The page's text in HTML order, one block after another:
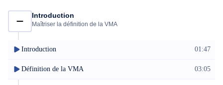
Introduction
Maîtriser la définition de la VMA
Introduction 01:47
Définition de la VMA 03:05